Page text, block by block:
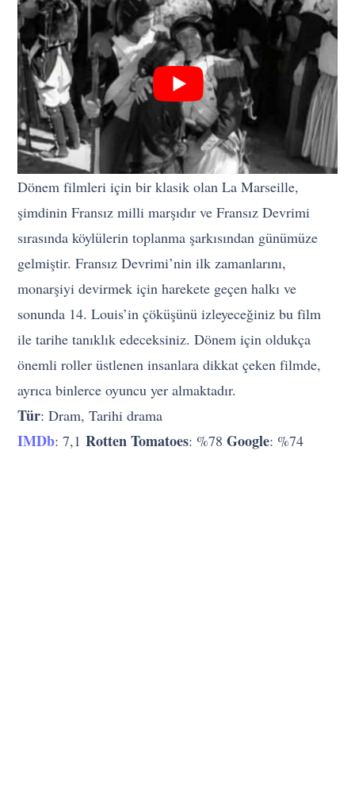
Dönem filmleri için bir klasik olan La Marseille,
şimdinin Fransız milli marşıdır ve Fransız Devrimi
sırasında köylülerin toplanma şarkısından günümüze
gelmiştir. Fransız Devrimi’nin ilk zamanlarını,
monarşiyi devirmek için harekete geçen halkı ve
sonunda 14. Louis’in çöküşünü izleyeceğiniz bu film
ile tarihe tanıklık edeceksiniz. Dönem için oldukça
önemli roller üstlenen insanlara dikkat çeken filmde,
ayrıca binlerce oyuncu yer almaktadır.
Tür: Dram, Tarihi drama
IMDb: 7,1Rotten Tomatoes: %78Google: %74